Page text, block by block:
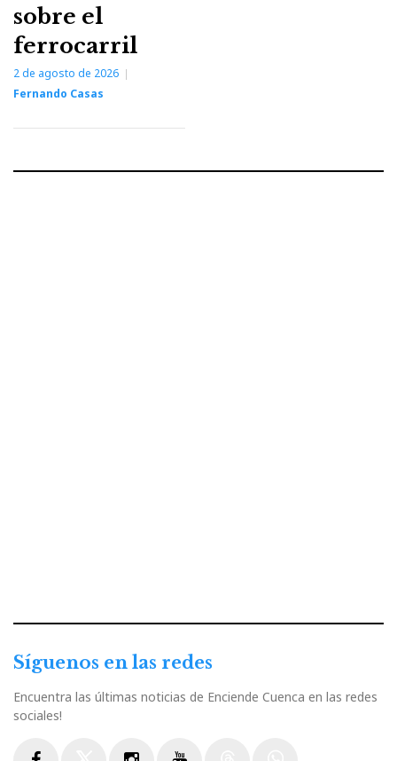
sobre el
ferrocarril
2 de agosto de 2026
Fernando Casas
Síguenos en las redes
Encuentra las últimas noticias de Enciende Cuenca en las redes
sociales!